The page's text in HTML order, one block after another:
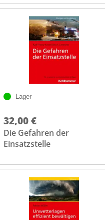
Lager
32,00 €
Die Gefahren der
Einsatzstelle